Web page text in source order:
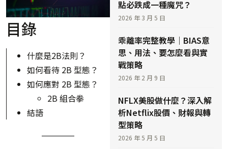
目錄
什麼是2B法則？
如何看待 2B 型態？
如何應對 2B 型態？
2B 組合拳
結語
點必跌成一種魔咒？
2026 年 3 月 5 日
乖離率完整教學｜BIAS意
思、用法、要怎麼看與實
戰策略
2026 年 2 月 9 日
NFLX美股做什麼？深入解
析Netflix股價、財報與轉
型策略
2026 年 5 月 5 日